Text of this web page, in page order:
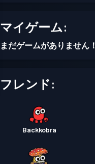
マイゲーム:
まだゲームがありません！
フレンド:
Backkobra